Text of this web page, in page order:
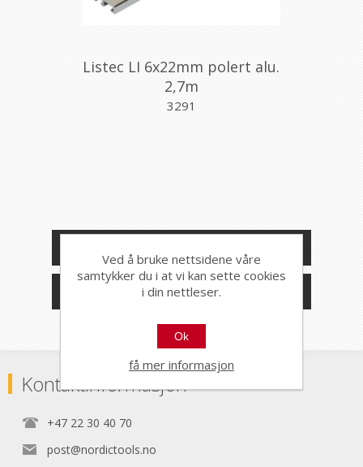
Listec LI 6x22mm polert alu.
2,7m
3291
PRODUSENTER
Kontaktinformasjon
+47 22 30 40 70
post@nordictools.no
Ved å bruke nettsidene våre
samtykker du i at vi kan sette cookies
i din nettleser.
Ok
få mer informasjon